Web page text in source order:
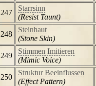
247
Starrsinn
(Resist Taunt)
248
Steinhaut
(Stone Skin)
249
Stimmen Imitieren
(Mimic Voice)
250
Struktur Beeinflussen
(Effect Pattern)